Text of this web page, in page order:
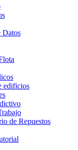
Datos
edificios
de Repuestos